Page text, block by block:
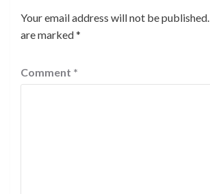
Your email address will not be published.
are marked*
Comment *